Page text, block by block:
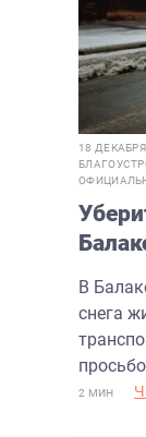
18
В
снега
2 МИН